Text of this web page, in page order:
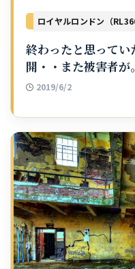
終わったと思って
開・・また被害者が
2019/6/2
ロイヤルロンドン（